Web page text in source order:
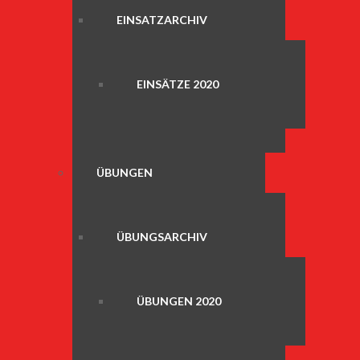
EINSATZARCHIV
EINSÄTZE 2020
ÜBUNGEN
ÜBUNGSARCHIV
ÜBUNGEN 2020